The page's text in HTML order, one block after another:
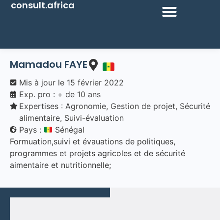
consult.africa
Mamadou FAYE
Mis à jour le 15 février 2022
Exp. pro : + de 10 ans
Expertises : Agronomie, Gestion de projet, Sécurité
alimentaire, Suivi-évaluation
Pays :
Sénégal
Formuation,suivi et évauations de politiques,
programmes et projets agricoles et de sécurité
aimentaire et nutritionnelle;